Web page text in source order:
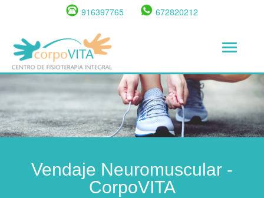
contenido
principal
916397765 672820212
Toggle
Vendaje Neuromuscular -
CorpoVITA